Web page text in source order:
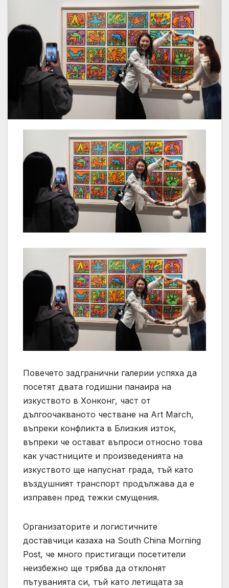
Повечето задгранични галерии успяха да
посетят двата годишни панаира на
изкуството в Хонконг, част от
дългоочакваното честване на Art March,
въпреки конфликта в Близкия изток,
въпреки че остават въпроси относно това
как участниците и произведенията на
изкуството ще напуснат града, тъй като
въздушният транспорт продължава да е
изправен пред тежки смущения.
Организаторите и логистичните
доставчици казаха на South China Morning
Post, че много пристигащи посетители
неизбежно ще трябва да отклонят
пътуванията си, тъй като летищата за